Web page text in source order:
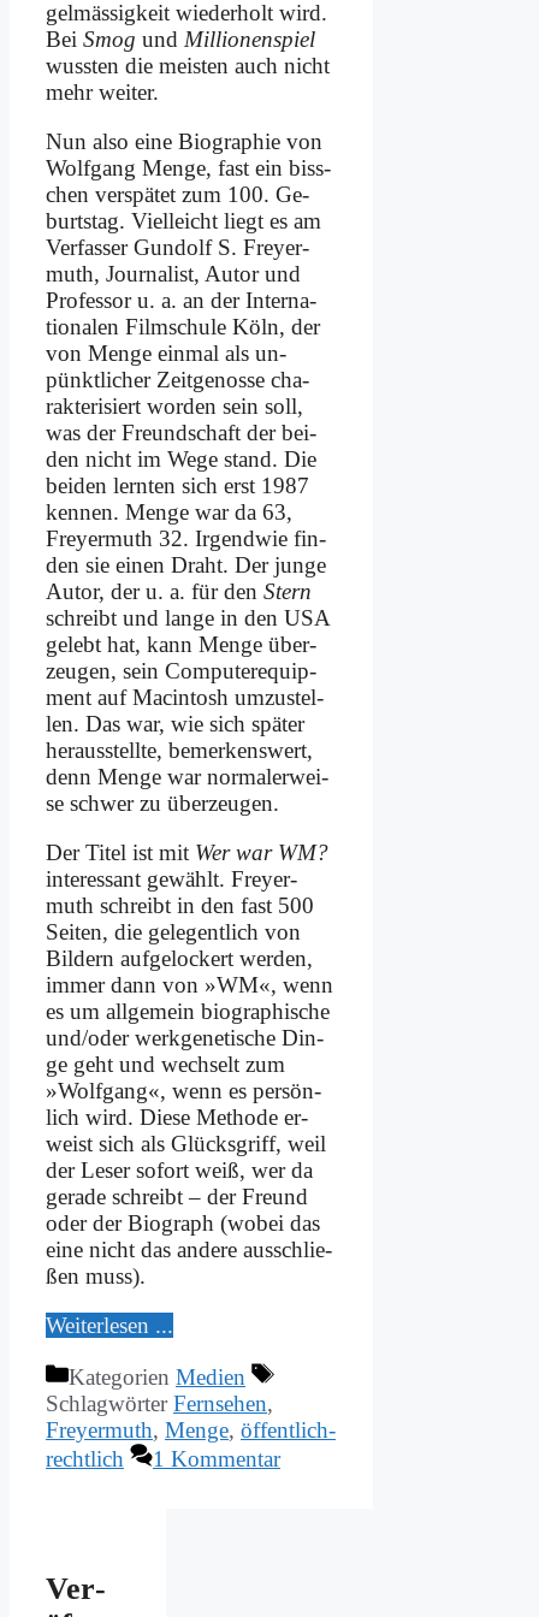
gel­mä­ssig­keit wie­der­holt wird.
Bei Smog und Mil­lio­nen­spiel
wuss­ten die mei­sten auch nicht
mehr wei­ter.
Nun al­so ei­ne Bio­gra­phie von
Wolf­gang Men­ge, fast ein biss­
chen ver­spä­tet zum 100. Ge­
burts­tag. Viel­leicht liegt es am
Ver­fas­ser Gun­dolf S. Frey­er­
muth, Jour­na­list, Au­tor und
Pro­fes­sor u. a. an der In­ter­na­
tio­na­len Film­schu­le Köln, der
von Men­ge ein­mal als un­
pünkt­li­cher Zeit­ge­nos­se cha­
rak­te­ri­siert wor­den sein soll,
was der Freund­schaft der bei­
den nicht im We­ge stand. Die
bei­den lern­ten sich erst 1987
ken­nen. Men­ge war da 63,
Frey­er­muth 32. Ir­gend­wie fin­
den sie ei­nen Draht. Der jun­ge
Au­tor, der u. a. für den Stern
schreibt und lan­ge in den USA
ge­lebt hat, kann Men­ge über­
zeu­gen, sein Com­pu­te­r­e­quip­
ment auf Mac­in­tosh um­zu­stel­
len. Das war, wie sich spä­ter
her­aus­stell­te, be­mer­kens­wert,
denn Men­ge war nor­ma­ler­wei­
se schwer zu über­zeu­gen.
Der Ti­tel ist mit Wer war WM?
in­ter­es­sant ge­wählt. Frey­er­
muth schreibt in den fast 500
Sei­ten, die ge­le­gent­lich von
Bil­dern auf­ge­lockert wer­den,
im­mer dann von »WM«, wenn
es um all­ge­mein bio­gra­phi­sche
und/oder werk­ge­ne­ti­sche Din­
ge geht und wech­selt zum
»Wolf­gang«, wenn es per­sön­
lich wird. Die­se Me­tho­de er­
weist sich als Glücks­griff, weil
der Le­ser so­fort weiß, wer da
ge­ra­de schreibt – der Freund
oder der Bio­graph (wo­bei das
ei­ne nicht das an­de­re aus­schlie­
ßen muss).
Wei­ter­le­sen ...
Kategorien Medien
SchlagwörterFernsehen,
Freyermuth, Menge, öffentlich-
rechtlich
1 Kommentar
Ver­